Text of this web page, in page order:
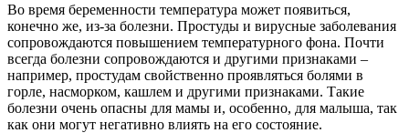
Во время беременности температура может появиться,
конечно же, из-за болезни. Простуды и вирусные заболевания
сопровождаются повышением температурного фона. Почти
всегда болезни сопровождаются и другими признаками –
например, простудам свойственно проявляться болями в
горле, насморком, кашлем и другими признаками. Такие
болезни очень опасны для мамы и, особенно, для малыша, так
как они могут негативно влиять на его состояние.